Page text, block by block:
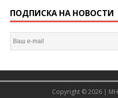
ПОДПИСКА НА НОВОСТИ
Copyright © 2026 | MH